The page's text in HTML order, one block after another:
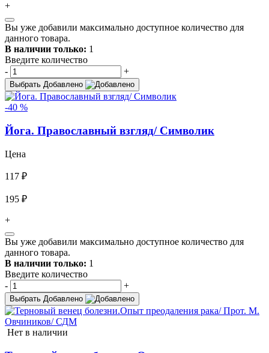
+
Вы уже добавили максимально доступное количество для
данного товара.
В наличии только: 1
Введите количество
-
+
Выбрать Добавлено
-40 %
Йога. Православный взгляд/ Символик
Цена
117 ₽
195 ₽
+
Вы уже добавили максимально доступное количество для
данного товара.
В наличии только: 1
Введите количество
-
+
Выбрать Добавлено
Нет в наличии